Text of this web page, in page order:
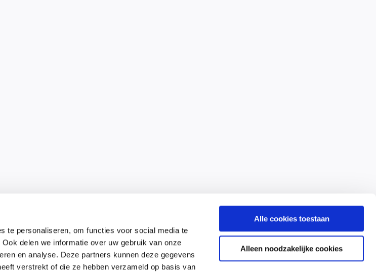
te personaliseren, om functies voor social media te
delen we informatie over uw gebruik van onze
en analyse. Deze partners kunnen deze gegevens
verstrekt of die ze hebben verzameld op basis van
Alle cookies toestaan
Alleen noodzakelijke cookies